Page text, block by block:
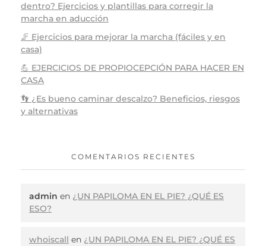
dentro? Ejercicios y plantillas para corregir la
marcha en aducción
🦵 Ejercicios para mejorar la marcha (fáciles y en
casa)
💪 EJERCICIOS DE PROPIOCEPCIÓN PARA HACER EN
CASA
👣 ¿Es bueno caminar descalzo? Beneficios, riesgos
y alternativas
COMENTARIOS RECIENTES
admin en ¿UN PAPILOMA EN EL PIE? ¿QUÉ ES
ESO?
whoiscall en ¿UN PAPILOMA EN EL PIE? ¿QUÉ ES